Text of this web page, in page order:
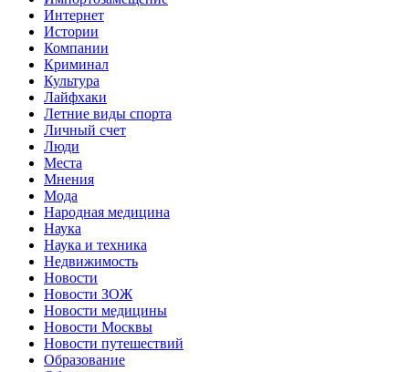
Интернет
Истории
Компании
Криминал
Культура
Лайфхаки
Летние виды спорта
Личный счет
Люди
Места
Мнения
Мода
Народная медицина
Наука
Наука и техника
Недвижимость
Новости
Новости ЗОЖ
Новости медицины
Новости Москвы
Новости путешествий
Образование